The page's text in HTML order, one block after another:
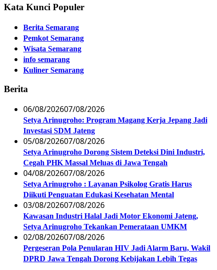
Kata Kunci Populer
Berita Semarang
Pemkot Semarang
Wisata Semarang
info semarang
Kuliner Semarang
Berita
06/08/202607/08/2026
Setya Arinugroho: Program Magang Kerja Jepang Jadi
Investasi SDM Jateng
05/08/202607/08/2026
Setya Arinugroho Dorong Sistem Deteksi Dini Industri,
Cegah PHK Massal Meluas di Jawa Tengah
04/08/202607/08/2026
Setya Arinugroho : Layanan Psikolog Gratis Harus
Diikuti Penguatan Edukasi Kesehatan Mental
03/08/202607/08/2026
Kawasan Industri Halal Jadi Motor Ekonomi Jateng,
Setya Arinugroho Tekankan Pemerataan UMKM
02/08/202607/08/2026
Pergeseran Pola Penularan HIV Jadi Alarm Baru, Wakil
DPRD Jawa Tengah Dorong Kebijakan Lebih Tegas